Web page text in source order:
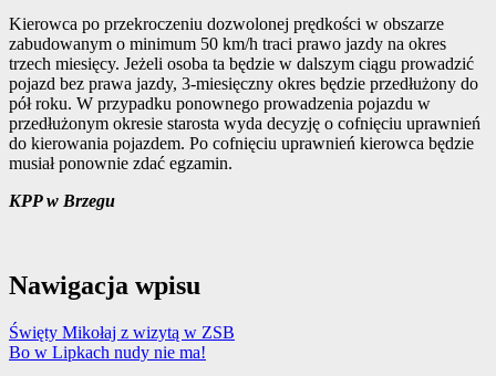
Kierowca po przekroczeniu dozwolonej prędkości w obszarze
zabudowanym o minimum 50 km/h traci prawo jazdy na okres
trzech miesięcy. Jeżeli osoba ta będzie w dalszym ciągu prowadzić
pojazd bez prawa jazdy, 3-miesięczny okres będzie przedłużony do
pół roku. W przypadku ponownego prowadzenia pojazdu w
przedłużonym okresie starosta wyda decyzję o cofnięciu uprawnień
do kierowania pojazdem. Po cofnięciu uprawnień kierowca będzie
musiał ponownie zdać egzamin.
KPP w Brzegu
Nawigacja wpisu
Święty Mikołaj z wizytą w ZSB
Bo w Lipkach nudy nie ma!